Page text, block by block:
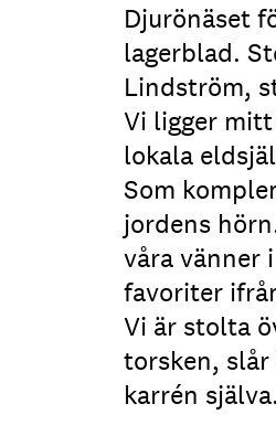
Djurönäset
lagerblad.
Lindström,
Vi ligger
lokala
Som
jordens
våra vänner
favoriter
Vi är stolta
torsken,
karrén